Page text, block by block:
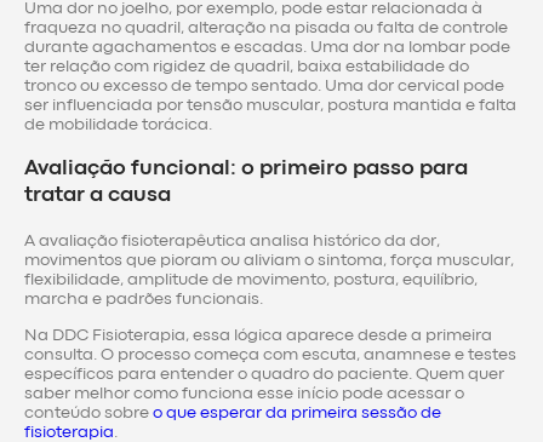
Uma dor no joelho, por exemplo, pode estar relacionada à
fraqueza no quadril, alteração na pisada ou falta de controle
durante agachamentos e escadas. Uma dor na lombar pode
ter relação com rigidez de quadril, baixa estabilidade do
tronco ou excesso de tempo sentado. Uma dor cervical pode
ser influenciada por tensão muscular, postura mantida e falta
de mobilidade torácica.
Avaliação funcional: o primeiro passo para
tratar a causa
A avaliação fisioterapêutica analisa histórico da dor,
movimentos que pioram ou aliviam o sintoma, força muscular,
flexibilidade, amplitude de movimento, postura, equilíbrio,
marcha e padrões funcionais.
Na DDC Fisioterapia, essa lógica aparece desde a primeira
consulta. O processo começa com escuta, anamnese e testes
específicos para entender o quadro do paciente. Quem quer
saber melhor como funciona esse início pode acessar o
conteúdo sobre o que esperar da primeira sessão de
fisioterapia